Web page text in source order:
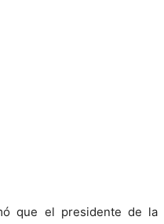
que el presidente de la